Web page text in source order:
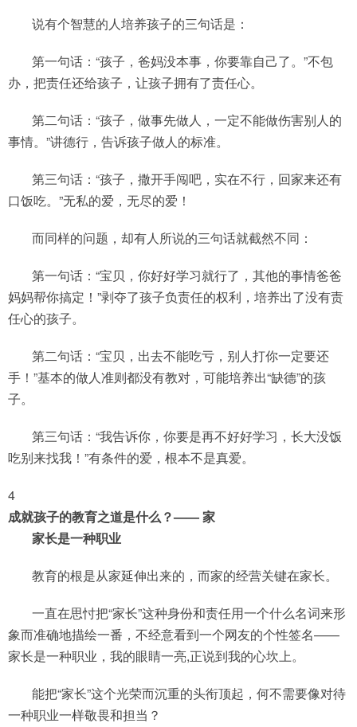
说有个智慧的人培养孩子的三句话是：
第一句话：“孩子，爸妈没本事，你要靠自己了。”不包
办，把责任还给孩子，让孩子拥有了责任心。
第二句话：“孩子，做事先做人，一定不能做伤害别人的
事情。”讲德行，告诉孩子做人的标准。
第三句话：“孩子，撒开手闯吧，实在不行，回家来还有
口饭吃。”无私的爱，无尽的爱！
而同样的问题，却有人所说的三句话就截然不同：
第一句话：“宝贝，你好好学习就行了，其他的事情爸爸
妈妈帮你搞定！”剥夺了孩子负责任的权利，培养出了没有责
任心的孩子。
第二句话：“宝贝，出去不能吃亏，别人打你一定要还
手！”基本的做人准则都没有教对，可能培养出“缺德”的孩
子。
第三句话：“我告诉你，你要是再不好好学习，长大没饭
吃别来找我！”有条件的爱，根本不是真爱。
4
成就孩子的教育之道是什么？—— 家
家长是一种职业
教育的根是从家延伸出来的，而家的经营关键在家长。
一直在思忖把“家长”这种身份和责任用一个什么名词来形
象而准确地描绘一番，不经意看到一个网友的个性签名——
家长是一种职业，我的眼睛一亮,正说到我的心坎上。
能把“家长”这个光荣而沉重的头衔顶起，何不需要像对待
一种职业一样敬畏和担当？